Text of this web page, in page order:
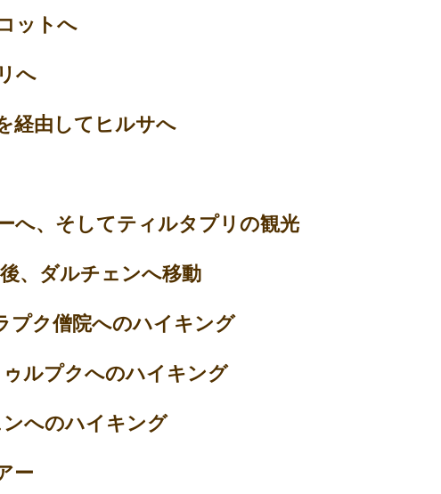
ットへ
へ
経由してヒルサへ
へ、そしてティルタプリの観光
、ダルチェンへ移動
プク僧院へのハイキング
ルプクへのハイキング
へのハイキング
ー